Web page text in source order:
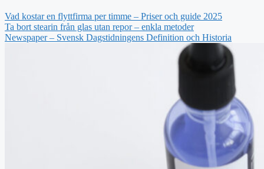
Vad kostar en flyttfirma per timme – Priser och guide 2025
Ta bort stearin från glas utan repor – enkla metoder
Newspaper – Svensk Dagstidningens Definition och Historia